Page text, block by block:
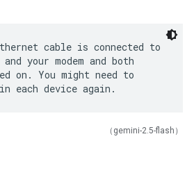
cable is connected to
your modem and both
on. You might need to
（gemini-2.5-flash）